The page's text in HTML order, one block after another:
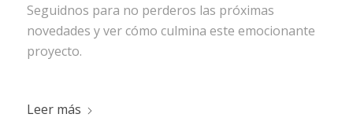
Seguidnos para no perderos las próximas
novedades y ver cómo culmina este emocionante
proyecto.
Leer más